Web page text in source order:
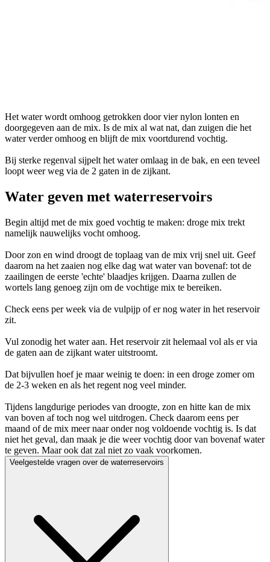
Het water wordt omhoog getrokken door vier nylon lonten en
doorgegeven aan de mix. Is de mix al wat nat, dan zuigen die het
water verder omhoog en blijft de mix voortdurend vochtig.
Bij sterke regenval sijpelt het water omlaag in de bak, en een teveel
loopt weer weg via de 2 gaten in de zijkant.
Water geven met waterreservoirs
Begin altijd met de mix goed vochtig te maken: droge mix trekt
namelijk nauwelijks vocht omhoog.
Door zon en wind droogt de toplaag van de mix vrij snel uit. Geef
daarom na het zaaien nog elke dag wat water van bovenaf: tot de
zaailingen de eerste 'echte' blaadjes krijgen. Daarna zullen de
wortels lang genoeg zijn om de vochtige mix te bereiken.
Check eens per week via de vulpijp of er nog water in het reservoir
zit.
Vul zonodig het water aan. Het reservoir zit helemaal vol als er via
de gaten aan de zijkant water uitstroomt.
Dat bijvullen hoef je maar weinig te doen: in een droge zomer om
de 2-3 weken en als het regent nog veel minder.
Tijdens langdurige periodes van droogte, zon en hitte kan de mix
van boven af toch nog wel uitdrogen. Check daarom eens per
maand of de mix meer naar onder nog voldoende vochtig is. Is dat
niet het geval, dan maak je die weer vochtig door van bovenaf water
te geven. Maar ook dat zal niet zo vaak voorkomen.
Veelgestelde vragen over de waterreservoirs